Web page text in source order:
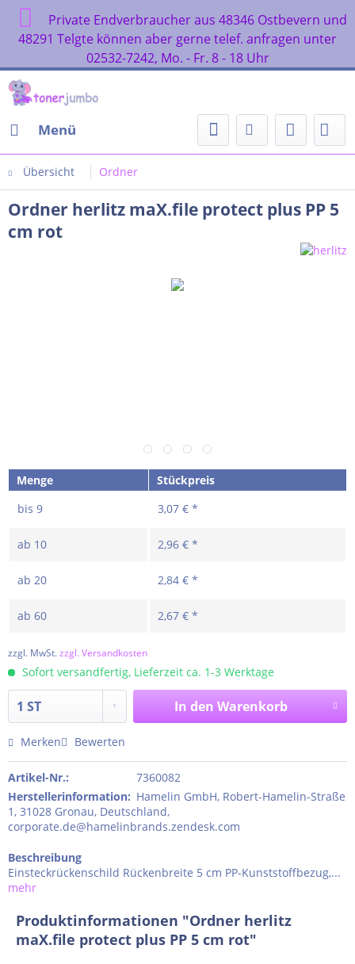
Private Endverbraucher aus 48346 Ostbevern und
48291 Telgte können aber gerne telef. anfragen unter
02532-7242, Mo. - Fr. 8 - 18 Uhr
Menü
Übersicht Ordner
Ordner herlitz maX.file protect plus PP 5
cm rot
Menge
Stückpreis
bis 9 3,07 € *
ab 10 2,96 € *
ab 20 2,84 € *
ab 60 2,67 € *
zzgl. MwSt.zzgl. Versandkosten
Sofort versandfertig, Lieferzeit ca. 1-3 Werktage
In den Warenkorb
Merken Bewerten
Artikel-Nr.:
7360082
Herstellerinformation: Hamelin GmbH, Robert-Hamelin-Straße
1, 31028 Gronau, Deutschland,
corporate.de@hamelinbrands.zendesk.com
Beschreibung
Einsteckrückenschild Rückenbreite 5 cm PP-Kunststoffbezug,...
mehr
Produktinformationen "Ordner herlitz
maX.file protect plus PP 5 cm rot"